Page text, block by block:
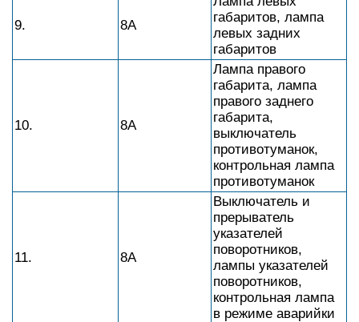
9. 8А
габаритов, лампа
левых задних
габаритов
10. 8А
Лампа правого
габарита, лампа
правого заднего
габарита,
выключатель
противотуманок,
контрольная лампа
противотуманок
11. 8А
Выключатель и
прерыватель
указателей
поворотников,
лампы указателей
поворотников,
контрольная лампа
в режиме аварийки